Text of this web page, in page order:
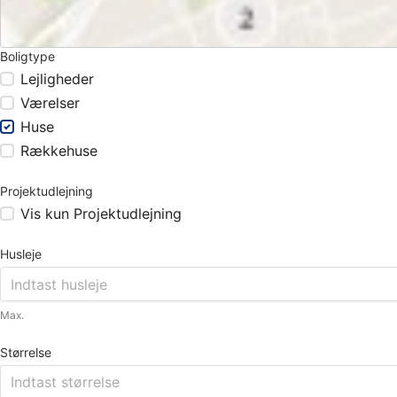
Boligtype
Lejligheder
Værelser
Huse
Rækkehuse
Projektudlejning
Vis kun Projektudlejning
Husleje
Max.
Størrelse